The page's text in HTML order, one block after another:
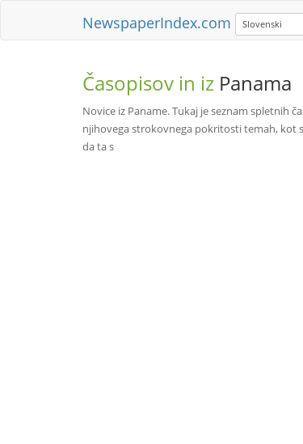
NewspaperIndex.com Slovenski
Časopisov in iz Panama
Novice iz Paname. Tukaj je seznam spletnih
njihovega strokovnega pokritosti temah, kot
da ta s